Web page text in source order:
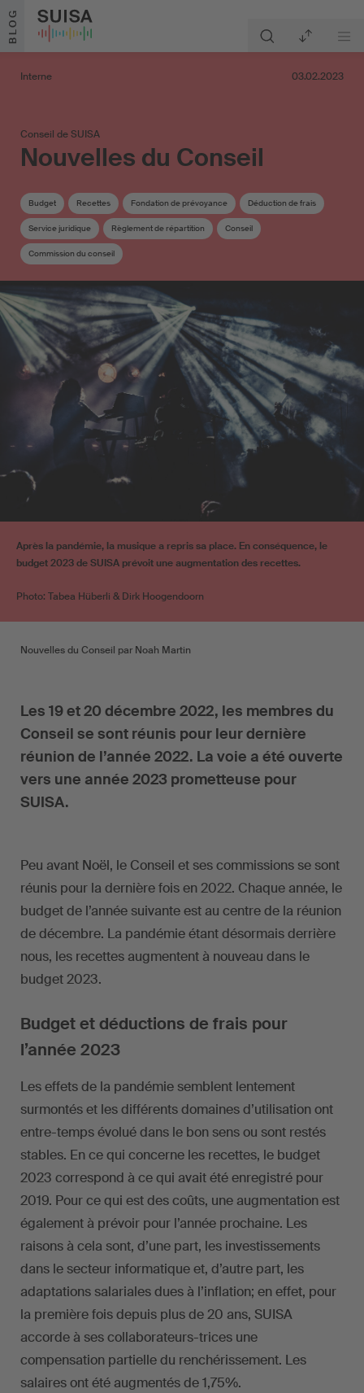
Aller au contenu
BLOG
Interne 03.02.2023
Conseil de SUISA
Nouvelles du Conseil
Budget Recettes Fondation de prévoyance Déduction de frais
Service juridique Règlement de répartition Conseil
Commission du conseil
Après la pandémie, la musique a repris sa place. En conséquence, le
budget 2023 de SUISA prévoit une augmentation des recettes.
Photo: Tabea Hüberli & Dirk Hoogendoorn
Nouvelles du Conseil par Noah Martin
Les 19 et 20 décembre 2022, les membres du
Conseil se sont réunis pour leur dernière
réunion de l’année 2022. La voie a été ouverte
vers une année 2023 prometteuse pour
SUISA.
Peu avant Noël, le Conseil et ses commissions se sont
réunis pour la dernière fois en 2022. Chaque année, le
budget de l’année suivante est au centre de la réunion
de décembre. La pandémie étant désormais derrière
nous, les recettes augmentent à nouveau dans le
budget 2023.
Budget et déductions de frais pour
l’année 2023
Les effets de la pandémie semblent lentement
surmontés et les différents domaines d’utilisation ont
entre-temps évolué dans le bon sens ou sont restés
stables. En ce qui concerne les recettes, le budget
2023 correspond à ce qui avait été enregistré pour
2019. Pour ce qui est des coûts, une augmentation est
également à prévoir pour l’année prochaine. Les
raisons à cela sont, d’une part, les investissements
dans le secteur informatique et, d’autre part, les
adaptations salariales dues à l’inflation; en effet, pour
la première fois depuis plus de 20 ans, SUISA
accorde à ses collaborateurs-trices une
compensation partielle du renchérissement. Les
salaires ont été augmentés de 1,75%.